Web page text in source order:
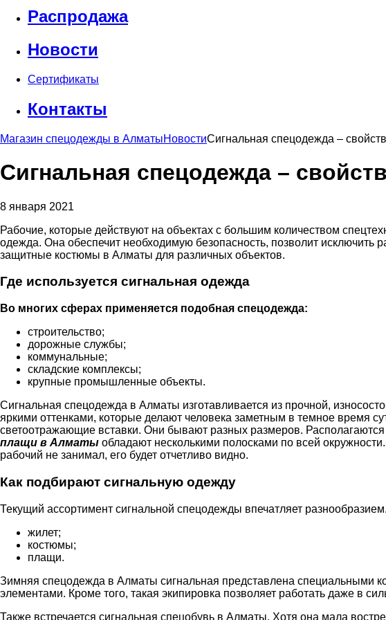
Распродажа
Новости
Сертификаты
Контакты
Магазин спецодежды в АлматыНовостиСигнальная спецодежда –
Сигнальная спецодежда –
8 января 2021
Рабочие, которые действуют на объектах с большим количеством
одежда. Она обеспечит необходимую безопасность, позволит исключить
защитные костюмы в Алматы для различных объектов.
Где используется сигнальная одежда
Во многих сферах применяется подобная спецодежда:
строительство;
дорожные службы;
коммунальные;
складские комплексы;
крупные промышленные объекты.
Сигнальная спецодежда в Алматы изготавливается из прочной,
яркими оттенками, которые делают человека заметным в темное время
светоотражающие вставки. Они бывают разных размеров. Располагаются
плащи в Алматы обладают несколькими полосками по всей
рабочий не занимал, его будет отчетливо видно.
Как подбирают сигнальную одежду
Текущий ассортимент сигнальной спецодежды впечатляет
жилет;
костюмы;
плащи.
Зимняя спецодежда в Алматы сигнальная представлена специальными
элементами. Кроме того, такая экипировка позволяет работать даже в
Также встречается сигнальная спецобувь в Алматы. Хотя она мала